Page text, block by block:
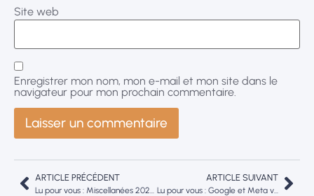
Site web
Enregistrer mon nom, mon e-mail et mon site dans le
navigateur pour mon prochain commentaire.
ARTICLE PRÉCÉDENT ARTICLE SUIVANT
Lu pour vous : Google et Meta veulent former le grand public à l’IA